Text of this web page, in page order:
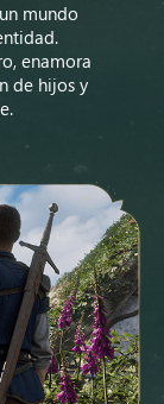
mundo
enamora
de hijos y